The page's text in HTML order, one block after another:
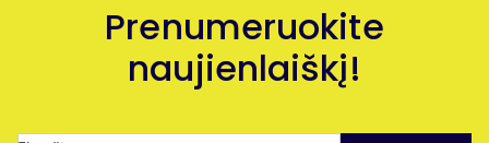
Prenumeruokite
naujienlaiškį!